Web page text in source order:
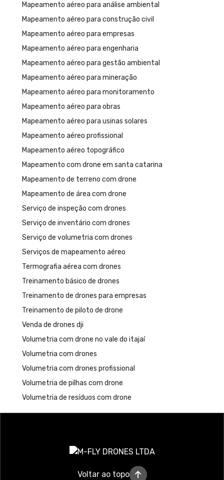
Mapeamento aéreo para análise ambiental
Mapeamento aéreo para construção civil
Mapeamento aéreo para empresas
Mapeamento aéreo para engenharia
Mapeamento aéreo para gestão ambiental
Mapeamento aéreo para mineração
Mapeamento aéreo para monitoramento
Mapeamento aéreo para obras
Mapeamento aéreo para usinas solares
Mapeamento aéreo profissional
Mapeamento aéreo topográfico
Mapeamento com drone em santa catarina
Mapeamento de terreno com drone
Mapeamento de área com drone
Serviço de inspeção com drones
Serviço de inventário com drones
Serviço de volumetria com drones
Serviços de mapeamento aéreo
Termografia aérea com drones
Treinamento básico de drones
Treinamento de drones para empresas
Treinamento de piloto de drone
Venda de drones dji
Volumetria com drone no vale do itajaí
Volumetria com drones
Volumetria com drones profissional
Volumetria de pilhas com drone
Volumetria de resíduos com drone
Voltar ao topo